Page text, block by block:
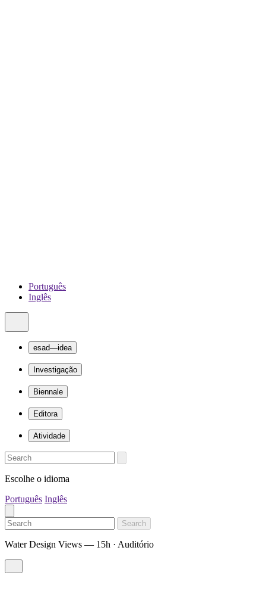
Português
Inglês
esad—idea
Investigação
Biennale
Editora
Atividade
Escolhe o idioma
Português Inglês
Search
Water Design Views — 15h · Auditório